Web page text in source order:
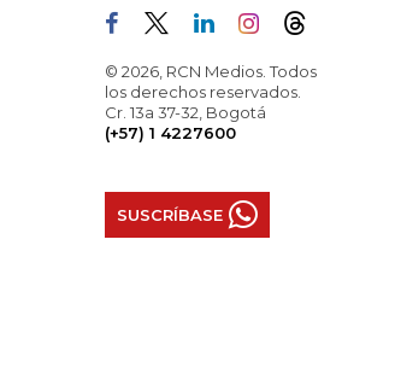
© 2026, RCN Medios. Todos
los derechos reservados.
Cr. 13a 37-32, Bogotá
(+57) 1 4227600
SUSCRÍBASE